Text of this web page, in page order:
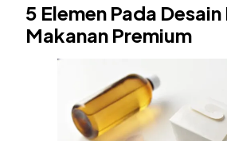
5 Elemen Pada
Makanan Premium